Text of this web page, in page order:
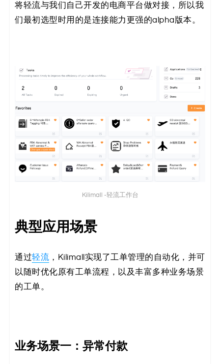
案
皮
将轻流与我们自己开发的电商平台做对接，所以我
们最初选型时用的是连接能力更强的alpha版本。
Kilimall -轻流工作台
典型应用场景
通过轻流 ，Kilimall实现了工单管理的自动化，并可
以随时优化原有工单流程，以及丰富多种业务场景
的工单。
业务场景一：异常付款